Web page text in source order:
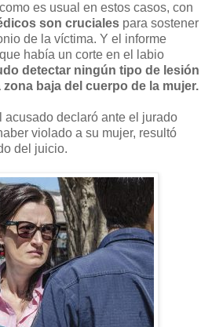
es usual en estos casos, con
son cruciales para sostener
de la víctima. Y el informe
había un corte en el labio
detectar ningún tipo de lesión
baja del cuerpo de la mujer.
acusado declaró ante el jurado
violado a su mujer, resultó
del juicio.